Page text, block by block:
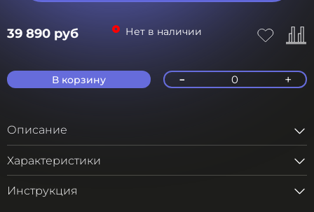
39 890 руб Нет в наличии
В корзину - 0 +
Описание
Характеристики
Инструкция